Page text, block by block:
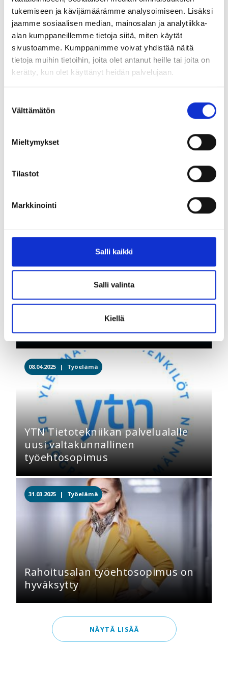
tukemiseen ja kävijämäärämme analysoimiseen. Lisäksi
jaamme sosiaalisen median, mainosalan ja analytiikka-
alan kumppaneillemme tietoja siitä, miten käytät
sivustoamme. Kumppanimme voivat yhdistää näitä
tietoja muihin tietoihin, joita olet antanut heille tai joita on
kerätty, kun olet käyttänyt heidän palvelujaan.
valinta
Välttämätön
Mieltymykset
Tilastot
Markkinointi
Salli kaikki
Salli valinta
Kiellä
houkuttelevammaksi näiden yhtiöiden nauttiessa suorasta
kilpailuedusta. Kansallinen lentovero näin ollen paitsi
toimisi Suomen elinkeinoelämän ja työllisyyden etua
vastaan, heikentäisi tiukentuvassa kilpailutilanteessa
edellytyksiä tehdä ympäristöystävällisempiin ratkaisuihin
tähtääviä investointeja jatkossa.
Antti Leino
11.04.2025 |Työelämä
YTN Energia-alalle neuvottelutulos
08.04.2025 | Työelämä
YTN Tietotekniikan palvelualalle
uusi valtakunnallinen
työehtosopimus
31.03.2025 | Työelämä
Rahoitusalan työehtosopimus on
hyväksytty
NÄYTÄ LISÄÄ